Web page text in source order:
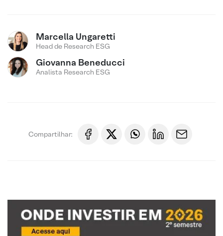
Marcella Ungaretti
Head de Research ESG
Giovanna Beneducci
Analista Research ESG
Compartilhar: